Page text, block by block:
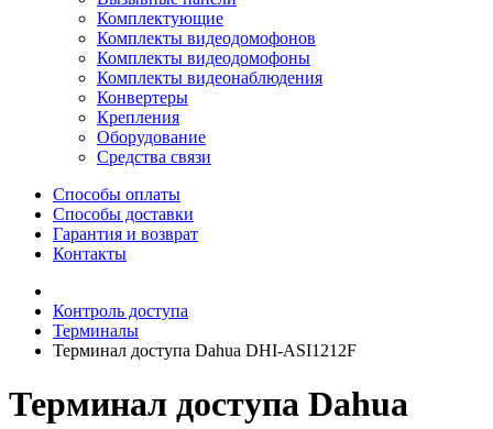
Комплектующие
Комплекты видеодомофонов
Комплекты видеодомофоны
Комплекты видеонаблюдения
Конвертеры
Крепления
Оборудование
Средства связи
Способы оплаты
Способы доставки
Гарантия и возврат
Контакты
Контроль доступа
Терминалы
Терминал доступа Dahua DHI-ASI1212F
Терминал доступа Dahua